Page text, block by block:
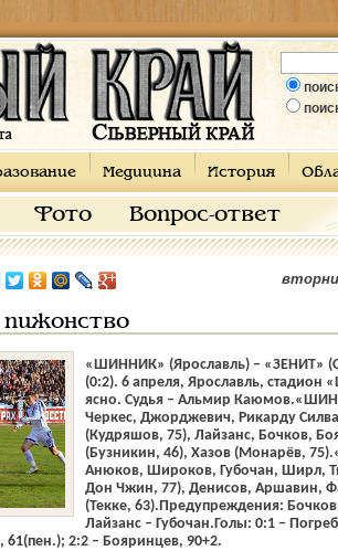
Медицина История
Фото Вопрос-ответ
пижонство
«ШИННИК» (Ярославль) – «ЗЕНИТ»
(0:2). 6 апреля, Ярославль, стадион
ясно. Судья – Альмир
Черкес, Джорджевич, Рикарду
(Кудряшов, 75), Лайзанс, Бочков,
(Бузникин, 46), Хазов (Монарёв,
Анюков, Широков, Губочан, Ширл,
Дон Чжин, 77), Денисов, Аршавин,
(Текке, 63).Предупреждения:
Лайзанс – Губочан.Голы: 0:1 –
61(пен.); 2:2 – Бояринцев, 90+2.